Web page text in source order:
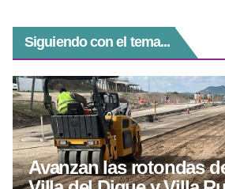
Siguiendo con el tema...
Avanzan las rotondas